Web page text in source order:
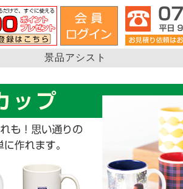
景品アシスト